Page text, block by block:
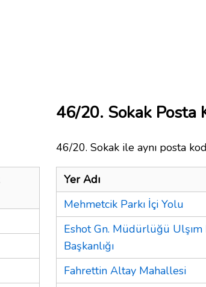
46/20. Sokak Posta
46/20. Sokak ile aynı posta
Yer Adı
Mehmetcik Parkı İçi Yolu
Eshot Gn. Müdürlüğü Ulşım
Başkanlığı
Fahrettin Altay Mahallesi